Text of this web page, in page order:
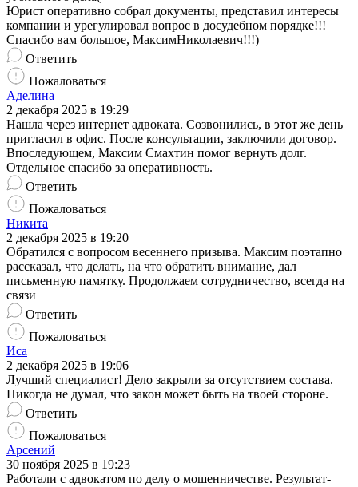
Юрист оперативно собрал документы, представил интересы
компании и урегулировал вопрос в досудебном порядке!!!
Спасибо вам большое, МаксимНиколаевич!!!)
Ответить
Пожаловаться
Аделина
2 декабря 2025 в 19:29
Нашла через интернет адвоката. Созвонились, в этот же день
пригласил в офис. После консультации, заключили договор.
Впоследующем, Максим Смахтин помог вернуть долг.
Отдельное спасибо за оперативность.
Ответить
Пожаловаться
Никита
2 декабря 2025 в 19:20
Обратился с вопросом весеннего призыва. Максим поэтапно
рассказал, что делать, на что обратить внимание, дал
письменную памятку. Продолжаем сотрудничество, всегда на
связи
Ответить
Пожаловаться
Иса
2 декабря 2025 в 19:06
Лучший специалист! Дело закрыли за отсутствием состава.
Никогда не думал, что закон может быть на твоей стороне.
Ответить
Пожаловаться
Арсений
30 ноября 2025 в 19:23
Работали с адвокатом по делу о мошенничестве. Результат-